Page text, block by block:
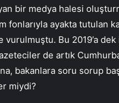
bir medya halesi
fonlarıyla ayakta tutulan
Bu 2019’a dek
de artık
bakanlara soru sorup
miydi?